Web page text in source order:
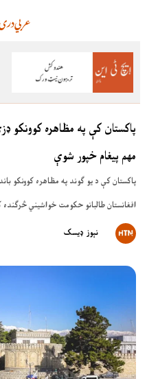
عربي
پاکستان کې په مظاهره کوونکو
مهم پیغام خپور شوې
پاکستان کې د یو ګوند په مظاهره کوونکو
افغانستان طالبانو حکومت خواشیني
نېوز ډیسک